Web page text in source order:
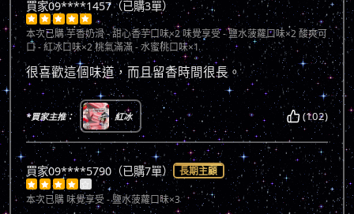
買家09****1457（已購3單）
    
本次已購芋香奶滑 - 甜心香芋口味×2 味覺享受 - 鹽水菠蘿口味×2 酸爽可
口 - 紅冰口味×2 桃氣滿滿 - 水蜜桃口味×1
很喜歡這個味道，而且留香時間很長。
*買家主推： 紅冰 (102)
買家09****5790（已購7單） 長期主顧
    
本次已購 味覺享受 - 鹽水菠蘿口味×3